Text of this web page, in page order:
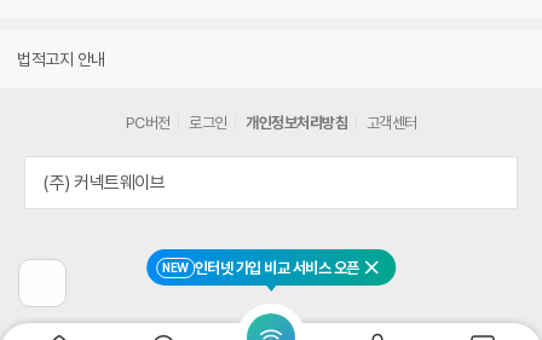
NEW 인터넷 가입 비교 서비스 오픈 닫기
법적고지 안내
전
페
PC버전 로그인 개인정보처리방침 고객센터
(주) 커넥트웨이브